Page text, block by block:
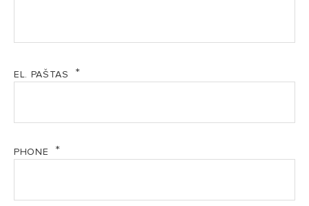
EL. PAŠTAS
PHONE